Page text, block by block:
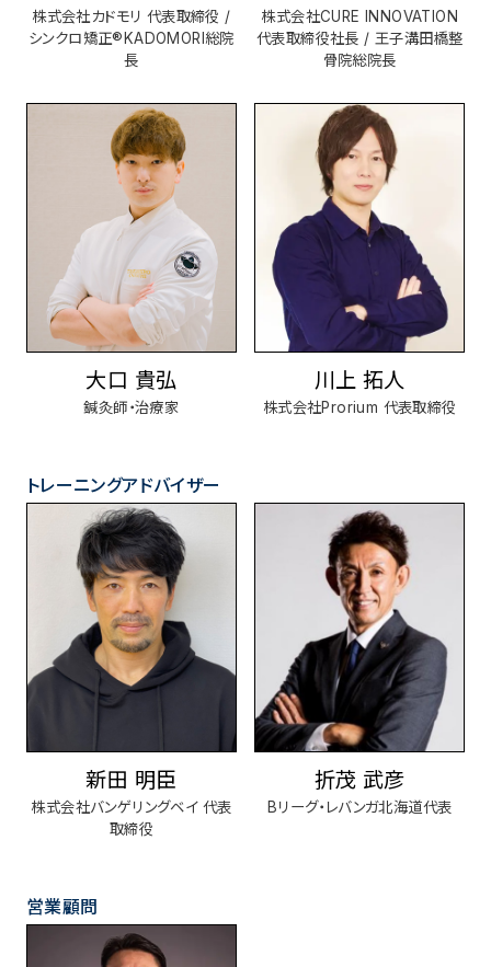
株式会社カドモリ 代表取締役 /
シンクロ矯正®KADOMORI総院
長
株式会社CURE INNOVATION
代表取締役社長 / 王子溝田橋整
骨院総院長
大口 貴弘
鍼灸師・治療家
川上 拓人
株式会社Prorium 代表取締役
トレーニングアドバイザー
新田 明臣
株式会社バンゲリングベイ 代表
取締役
折茂 武彦
Bリーグ・レバンガ北海道代表
営業顧問